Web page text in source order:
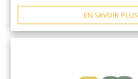
EN SAVOIR PLUS